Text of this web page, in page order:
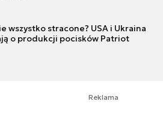
wszystko stracone? USA i Ukraina
o produkcji pocisków Patriot
Reklama